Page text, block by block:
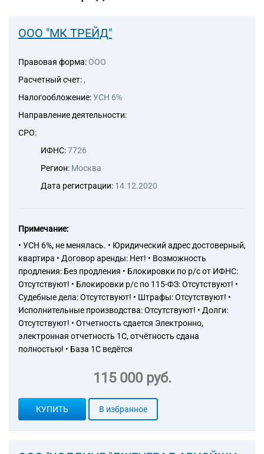
ООО "МК ТРЕЙД"
Правовая форма: ООО
Расчетный счет: ,
Налогообложение:УСН 6%
Направление деятельности:
СРО:
ИФНС:7726
Регион: Москва
Дата регистрации: 14.12.2020
Примечание:
• УСН 6%, не менялась. • Юридический адрес достоверный,
квартира • Договор аренды: Нет! • Возможность
продления: Без продления • Блокировки по р/с от ИФНС:
Отсутствуют! • Блокировки р/с по 115-ФЗ: Отсутствуют! •
Судебные дела: Отсутствуют! • Штрафы: Отсутствуют! •
Исполнительные производства: Отсутствуют! • Долги:
Отсутствуют! • Отчетность сдается Электронно,
электронная отчетность 1С, отчётность сдана
полностью! • База 1С ведётся
115 000 руб.
КУПИТЬ В избранное